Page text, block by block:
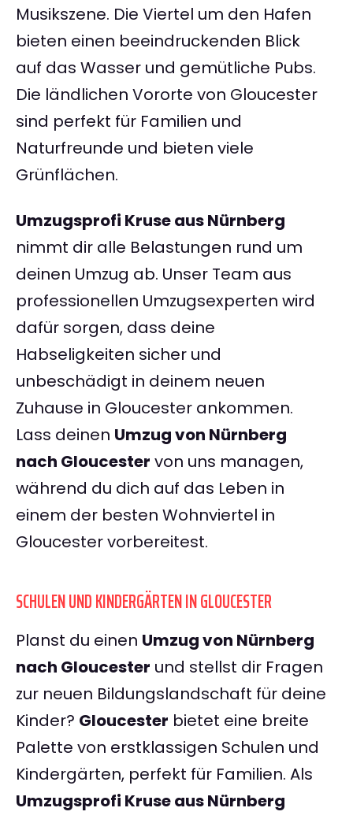
Musikszene. Die Viertel um den Hafen
bieten einen beeindruckenden Blick
auf das Wasser und gemütliche Pubs.
Die ländlichen Vororte von Gloucester
sind perfekt für Familien und
Naturfreunde und bieten viele
Grünflächen.
Umzugsprofi Kruse aus Nürnberg
nimmt dir alle Belastungen rund um
deinen Umzug ab. Unser Team aus
professionellen Umzugsexperten wird
dafür sorgen, dass deine
Habseligkeiten sicher und
unbeschädigt in deinem neuen
Zuhause in Gloucester ankommen.
Lass deinen Umzug von Nürnberg
nach Gloucester von uns managen,
während du dich auf das Leben in
einem der besten Wohnviertel in
Gloucester vorbereitest.
SCHULEN UND KINDERGÄRTEN IN GLOUCESTER
Planst du einen Umzug von Nürnberg
nach Gloucester und stellst dir Fragen
zur neuen Bildungslandschaft für deine
Kinder? Gloucester bietet eine breite
Palette von erstklassigen Schulen und
Kindergärten, perfekt für Familien. Als
Umzugsprofi Kruse aus Nürnberg